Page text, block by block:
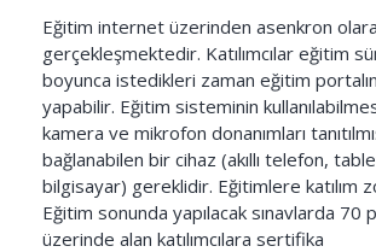
Eğitim internet üzerinden asenkron
gerçekleşmektedir. Katılımcılar eğitim
boyunca istedikleri zaman eğitim
yapabilir. Eğitim sisteminin
kamera ve mikrofon donanımları
bağlanabilen bir cihaz (akıllı telefon,
bilgisayar) gereklidir. Eğitimlere katılım
Eğitim sonunda yapılacak sınavlarda 70
üzerinde alan katılımcılara sertifika